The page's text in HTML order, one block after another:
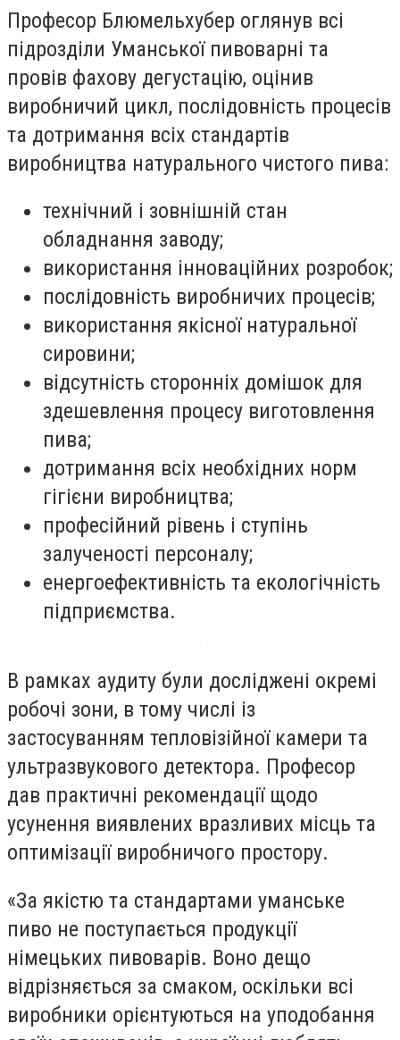
Професор Блюмельхубер оглянув всі
підрозділи Уманської пивоварні та
провів фахову дегустацію, оцінив
виробничий цикл, послідовність процесів
та дотримання всіх стандартів
виробництва натурального чистого пива:
технічний і зовнішній стан
обладнання заводу;
використання інноваційних розробок;
послідовність виробничих процесів;
використання якісної натуральної
сировини;
відсутність сторонніх домішок для
здешевлення процесу виготовлення
пива;
дотримання всіх необхідних норм
гігієни виробництва;
професійний рівень і ступінь
залученості персоналу;
енергоефективність та екологічність
підприємства.
В рамках аудиту були досліджені окремі
робочі зони, в тому числі із
застосуванням тепловізійної камери та
ультразвукового детектора. Професор
дав практичні рекомендації щодо
усунення виявлених вразливих місць та
оптимізації виробничого простору.
«За якістю та стандартами уманське
пиво не поступається продукції
німецьких пивоварів. Воно дещо
відрізняється за смаком, оскільки всі
виробники орієнтуються на уподобання